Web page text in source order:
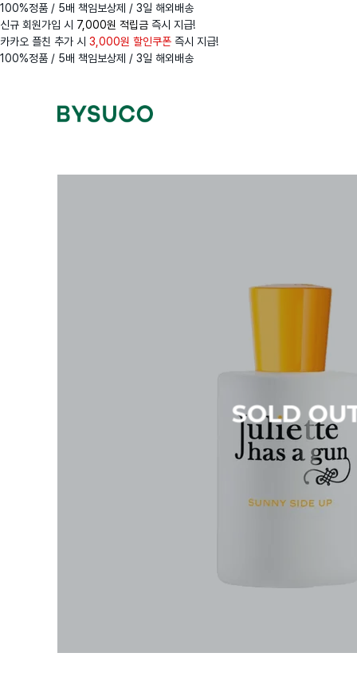
100%정품 / 5배 책임보상제 / 3일 해외배송
신규 회원가입 시 7,000원 적립금 즉시 지급!
카카오 플친 추가 시 3,000원 할인쿠폰 즉시 지급!
100%정품 / 5배 책임보상제 / 3일 해외배송